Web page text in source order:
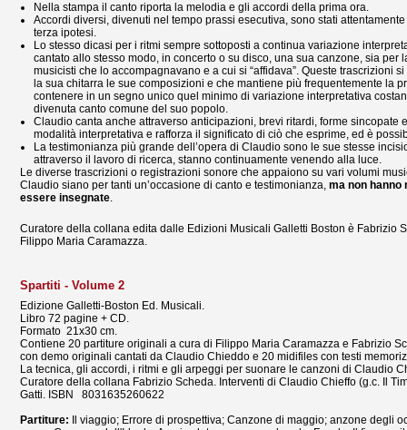
Nella stampa il canto riporta la melodia e gli accordi della prima ora.
Accordi diversi, divenuti nel tempo prassi esecutiva, sono stati
terza ipotesi.
Lo stesso dicasi per i ritmi sempre sottoposti a continua variazione
cantato allo stesso modo, in concerto o su disco, una sua canzone, sia
musicisti che lo accompagnavano e a cui si “affidava”. Queste trascrizioni
la sua chitarra le sue composizioni e che mantiene più frequentemente la
contenere in un segno unico quel minimo di variazione interpretativa
divenuta canto comune del suo popolo.
Claudio canta anche attraverso anticipazioni, brevi ritardi, forme
modalità interpretativa e rafforza il significato di ciò che esprime, ed è
La testimonianza più grande dell’opera di Claudio sono le sue stesse
attraverso il lavoro di ricerca, stanno continuamente venendo alla luce.
Le diverse trascrizioni o registrazioni sonore che appaiono su vari volumi
Claudio siano per tanti un’occasione di canto e testimonianza, ma non hanno
essere insegnate.
Curatore della collana edita dalle Edizioni Musicali Galletti Boston è Fabrizio
Filippo Maria Caramazza.
Spartiti - Volume 2
Edizione Galletti-Boston Ed. Musicali.
Libro 72 pagine + CD.
Formato 21x30 cm.
Contiene 20 partiture originali a cura di Filippo Maria Caramazza e Fabrizio
con demo originali cantati da Claudio Chieddo e 20 midifiles con testi
La tecnica, gli accordi, i ritmi e gli arpeggi per suonare le canzoni di Claudio
Curatore della collana Fabrizio Scheda. Interventi di Claudio Chieffo (g.c. Il
Gatti. ISBN 8031635260622
Partiture: Il viaggio; Errore di prospettiva; Canzone di maggio; anzone degli